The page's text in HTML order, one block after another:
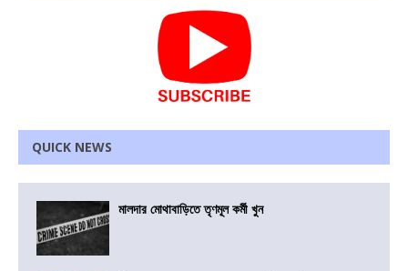
QUICK NEWS
মালদার মোথাবাড়িতে তৃণমূল কর্মী খুন